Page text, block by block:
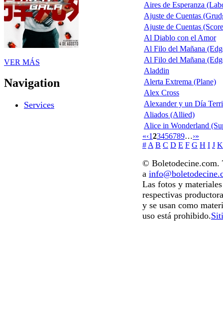
VER MÁS
Navigation
Services
Aires de Esperanza
Ajuste de Cuentas
Ajuste de Cuentas
Al Diablo con el Amor
Al Filo del Mañana
Al Filo del Mañana
Aladdin
Alerta Extrema (Plane)
Alex Cross
Alexander y un Día
Aliados (Allied)
Alice in Wonderland
«‹123456789…›»
# A B C D E F G H I J K
© Boletodecine.com.
a
Las fotos y
respectivas
y se usan como
uso está prohibido.